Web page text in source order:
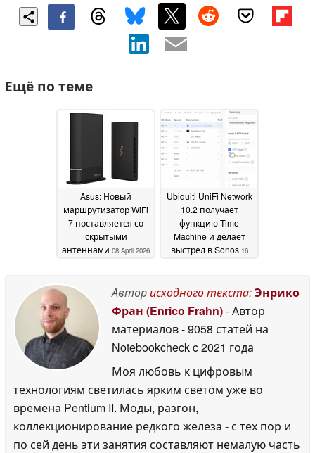
Ещё по теме
Asus: Новый
маршрутизатор WiFi
7 поставляется со
скрытыми
антеннами 08 April 2026
Ubiquiti UniFi Network
10.2 получает
функцию Time
Machine и делает
выстрел в Sonos 16
Авторисходного текста:Энрико
Фран (Enrico Frahn)- Автор
материалов- 9058 статей на
Notebookcheckc 2021 года
Моя любовь к цифровым
технологиям светилась ярким светом уже во
времена Pentium II. Моды, разгон,
коллекционирование редкого железа - с тех пор и
по сей день эти занятия составляют немалую часть